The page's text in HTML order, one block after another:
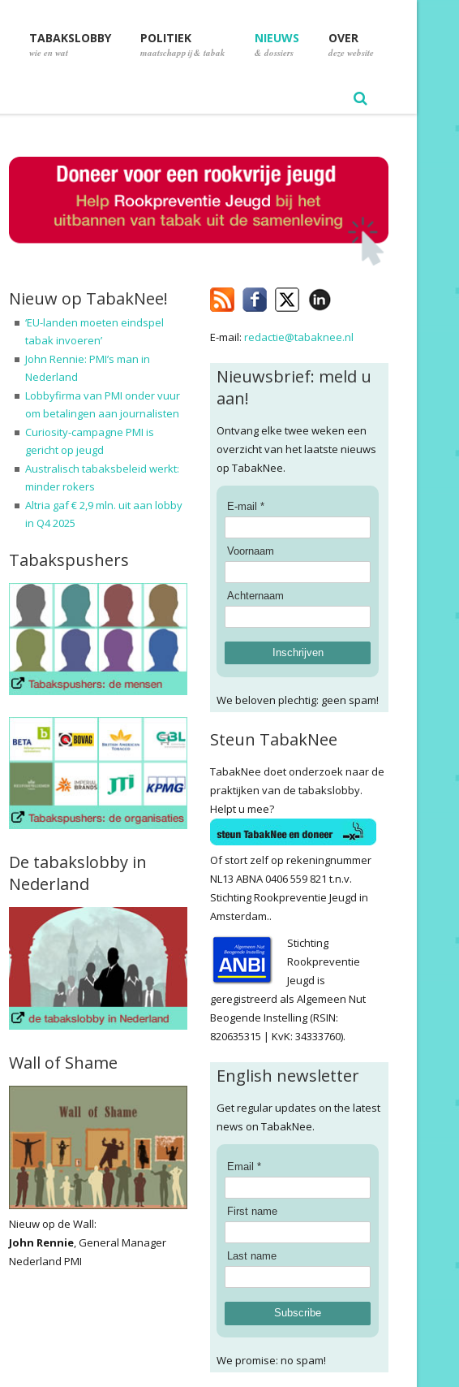
TABAKSLOBBY
wie en wat
POLITIEK
maatschappij & tabak
NIEUWS
& dossiers
OVER
deze website
Nieuw op TabakNee!
‘EU-landen moeten eindspel
tabak invoeren’
John Rennie: PMI’s man in
Nederland
Lobbyfirma van PMI onder vuur
om betalingen aan journalisten
Curiosity-campagne PMI is
gericht op jeugd
Australisch tabaksbeleid werkt:
minder rokers
Altria gaf € 2,9 mln. uit aan lobby
in Q4 2025
Tabakspushers
De tabakslobby in
Nederland
Wall of Shame
Nieuw op de Wall:
John Rennie, General Manager
Nederland PMI
E-mail:redactie@tabaknee.nl
Nieuwsbrief: meld u
aan!
Ontvang elke twee weken een
overzicht van het laatste nieuws
op TabakNee.
E-mail *
Voornaam
Achternaam
Inschrijven
We beloven plechtig: geen spam!
Steun TabakNee
TabakNee doet onderzoek naar de
praktijken van de tabakslobby.
Helpt u mee?
Of stort zelf op rekeningnummer
NL13 ABNA 0406 559 821 t.n.v.
Stichting Rookpreventie Jeugd in
Amsterdam..
Stichting
Rookpreventie
Jeugd is
geregistreerd als Algemeen Nut
Beogende Instelling (RSIN:
820635315 | KvK: 34333760).
English newsletter
Get regular updates on the latest
news on TabakNee.
Email *
First name
Last name
Subscribe
We promise: no spam!